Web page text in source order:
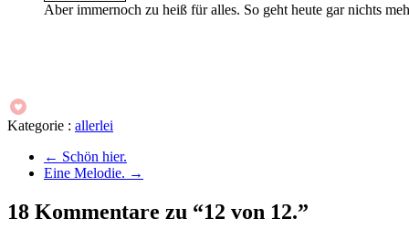
Aber immernoch zu heiß für alles. So geht heute gar nichts
Kategorie : allerlei
← Schön hier.
Eine Melodie. →
18 Kommentare zu “12 von 12.”